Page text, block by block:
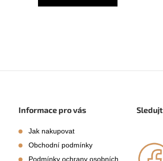
Informace pro vás
Jak nakupovat
Obchodní podmínky
Podmínky ochrany osobních